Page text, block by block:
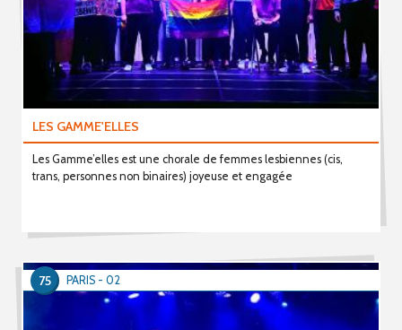
LES GAMME'ELLES
Les Gamme’elles est une chorale de femmes lesbiennes (cis,
trans, personnes non binaires) joyeuse et engagée
PARIS - 02
75